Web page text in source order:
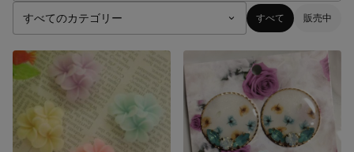
すべて 販売中